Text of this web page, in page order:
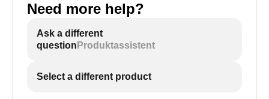
Need more help?
Ask a different
question Produktassistent
Select a different product